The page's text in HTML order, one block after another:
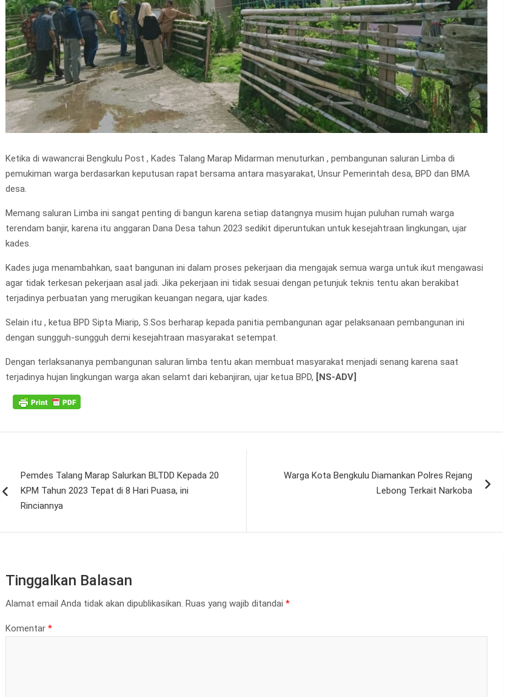
Ketika di wawancrai Bengkulu Post , Kades Talang Marap Midarman menuturkan , pembangunan saluran Limba di
pemukiman warga berdasarkan keputusan rapat bersama antara masyarakat, Unsur Pemerintah desa, BPD dan BMA
desa.
Memang saluran Limba ini sangat penting di bangun karena setiap datangnya musim hujan puluhan rumah warga
terendam banjir, karena itu anggaran Dana Desa tahun 2023 sedikit diperuntukan untuk kesejahtraan lingkungan, ujar
kades.
Kades juga menambahkan, saat bangunan ini dalam proses pekerjaan dia mengajak semua warga untuk ikut mengawasi
agar tidak terkesan pekerjaan asal jadi. Jika pekerjaan ini tidak sesuai dengan petunjuk teknis tentu akan berakibat
terjadinya perbuatan yang merugikan keuangan negara, ujar kades.
Selain itu , ketua BPD Sipta Miarip, S.Sos berharap kepada panitia pembangunan agar pelaksanaan pembangunan ini
dengan sungguh-sungguh demi kesejahtraan masyarakat setempat.
Dengan terlaksananya pembangunan saluran limba tentu akan membuat masyarakat menjadi senang karena saat
terjadinya hujan lingkungan warga akan selamt dari kebanjiran, ujar ketua BPD, [NS-ADV]
posPemdes Talang Marap Salurkan BLTDD Kepada 20
KPM Tahun 2023 Tepat di 8 Hari Puasa, ini
Rinciannya
Warga Kota Bengkulu Diamankan Polres Rejang
Lebong Terkait Narkoba
Tinggalkan Balasan
Alamat email Anda tidak akan dipublikasikan. Ruas yang wajib ditandai *
Komentar *